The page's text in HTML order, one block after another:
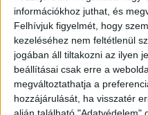
információkhoz juthat, és
Felhívjuk figyelmét, hogy
kezeléséhez nem feltétlenül
jogában áll tiltakozni az ilyen
beállításai csak erre a
megváltoztathatja a
hozzájárulását, ha visszatér
foglal el az európai
A magyar film
ingyenesen megtekinthető
táncz (1901) című
magyar mozgókép
örökségét idézi fel.